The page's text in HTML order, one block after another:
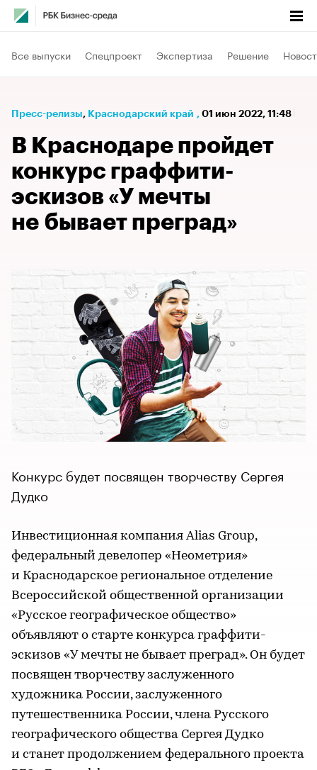
Все выпуски Спецпроект Экспертиза Решение
Пресс-релизы⁠, Краснодарский край , 01 июн 2022, 11:48
В Краснодаре пройдет
конкурс граффити-
эскизов «У мечты
не бывает преград»
Конкурс будет посвящен творчеству Сергея
Дудко
Инвестиционная компания Alias Group,
федеральный девелопер «Неометрия»
и Краснодарское региональное отделение
Всероссийской общественной организации
«Русское географическое общество»
объявляют о старте конкурса граффити-
эскизов «У мечты не бывает преград». Он будет
посвящен творчеству заслуженного
художника России, заслуженного
путешественника России, члена Русского
географического общества Сергея Дудко
и станет продолжением федерального проекта